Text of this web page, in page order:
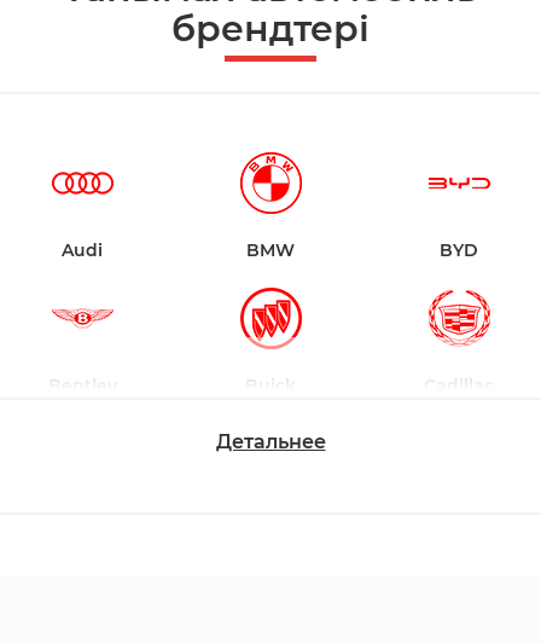
брендтері
Audi BMW BYD
Bentley Buick Cadillac
Детальнее